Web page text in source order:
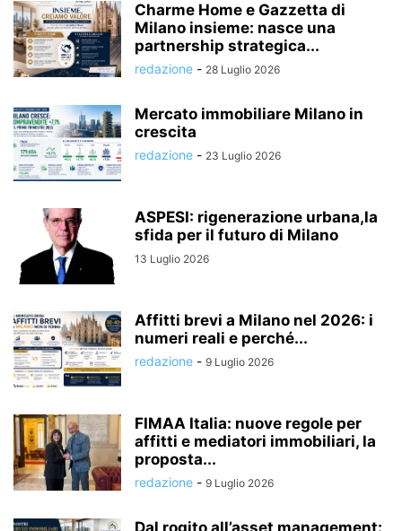
Charme Home e Gazzetta di
Milano insieme: nasce una
partnership strategica...
redazione - 28 Luglio 2026
Mercato immobiliare Milano in
crescita
redazione - 23 Luglio 2026
ASPESI: rigenerazione urbana,la
sfida per il futuro di Milano
13 Luglio 2026
Affitti brevi a Milano nel 2026: i
numeri reali e perché...
redazione - 9 Luglio 2026
FIMAA Italia: nuove regole per
affitti e mediatori immobiliari, la
proposta...
redazione - 9 Luglio 2026